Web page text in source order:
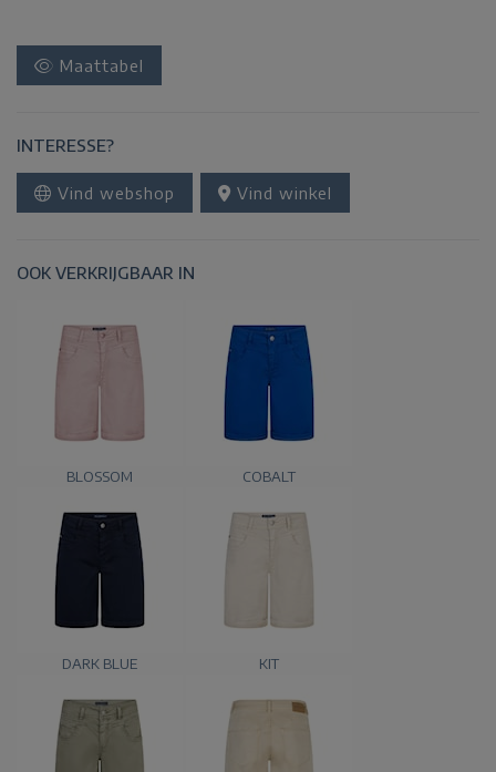
Maattabel
INTERESSE?
Vind webshop Vind winkel
OOK VERKRIJGBAAR IN
BLOSSOM COBALT
DARK BLUE KIT